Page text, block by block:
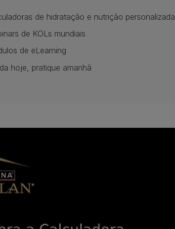
de hidratação e nutrição personalizada
de KOLs mundiais
de eLearning
hoje, pratique amanhã